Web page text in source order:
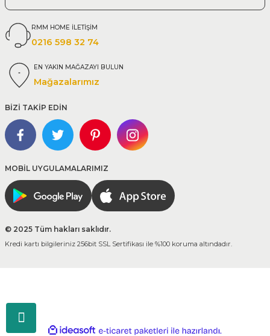
RMM HOME İLETİŞİM
0216 598 32 74
EN YAKIN MAĞAZAYI BULUN
Mağazalarımız
BİZİ TAKİP EDİN
MOBİL UYGULAMALARIMIZ
© 2025 Tüm hakları saklıdır.
Kredi kartı bilgileriniz 256bit SSL Sertifikası ile %100 koruma altındadır.
ideasoft e-